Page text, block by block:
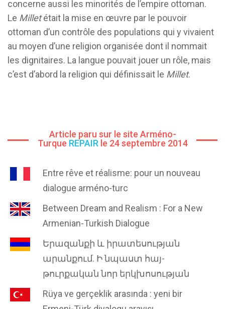
concerne aussi les minorités de l’empire ottoman.
Le Milletétait la mise en œuvre par le pouvoir
ottoman d’un contrôle des populations qui y vivaient
au moyen d’une religion organisée dont il nommait
les dignitaires. La langue pouvait jouer un rôle, mais
c’est d’abord la religion qui définissait le Millet.
Article paru sur le site Arméno-
Turque REPAIR le 24 septembre 2014
Entre rêve et réalisme: pour un nouveau
dialogue arméno-turc
Between Dream and Realism : For a New
Armenian-Turkish Dialogue
Երազանքի և իրատեսության
արանքում. Ի նպաստ հայ-
թուրքական նոր երկխոսության
Rüya ve gerçeklik arasında : yeni bir